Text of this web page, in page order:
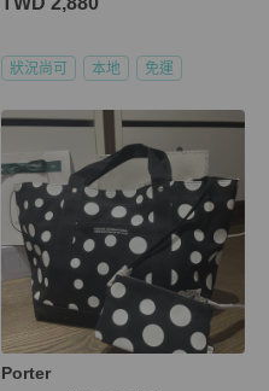
狀況尚可 本地 免運
Porter